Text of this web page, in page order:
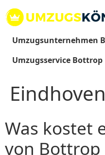
Inhalt
springen
Umzugsunternehmen
Umzugsservice Bottrop
Eindhoven
Was kostet
von Bottrop